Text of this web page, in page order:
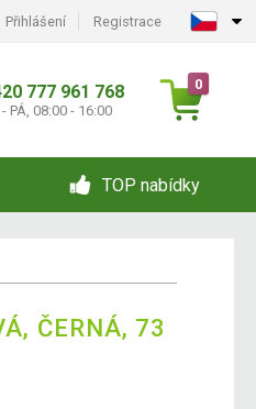
Přihlášení Registrace
777 961 768
- PÁ, 08:00 - 16:00
0
TOP nabídky
ČERNÁ, 73